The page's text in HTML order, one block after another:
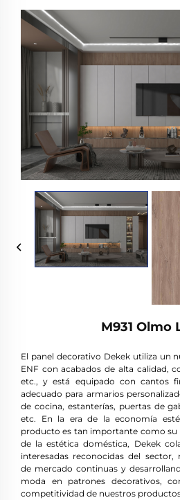
M931 Olmo
El panel decorativo Dekek utiliza un
ENF con acabados de alta calidad,
etc., y está equipado con cantos
adecuado para armarios
de cocina, estanterías, puertas de
etc. En la era de la economía
producto es tan importante como
de la estética doméstica, Dekek
interesadas reconocidas del sector,
de mercado continuas y
moda en patrones decorativos,
competitividad de nuestros